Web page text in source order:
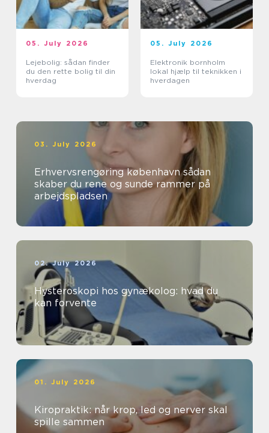
05. July 2026
Lejebolig: sådan finder
du den rette bolig til din
hverdag
05. July 2026
Elektronik bornholm
lokal hjælp til teknikken i
hverdagen
03. July 2026
Erhvervsrengøring københavn sådan
skaber du rene og sunde rammer på
arbejdspladsen
02. July 2026
Hysteroskopi hos gynækolog: hvad du
kan forvente
01. July 2026
Kiropraktik: når krop, led og nerver skal
spille sammen